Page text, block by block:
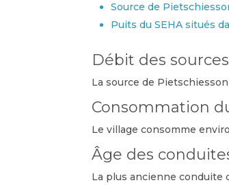
Source de
Puits du SEHA situés
Débit des sources
La source de
Consommation
Le village consomme
Âge des
La plus ancienne conduite